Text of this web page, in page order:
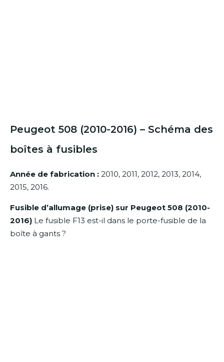
Peugeot 508 (2010-2016) – Schéma des
boîtes à fusibles
Année de fabrication : 2010, 2011, 2012, 2013, 2014,
2015, 2016.
Fusible d’allumage (prise) sur Peugeot 508 (2010-
2016) Le fusible F13 est-il dans le porte-fusible de la
boîte à gants ?